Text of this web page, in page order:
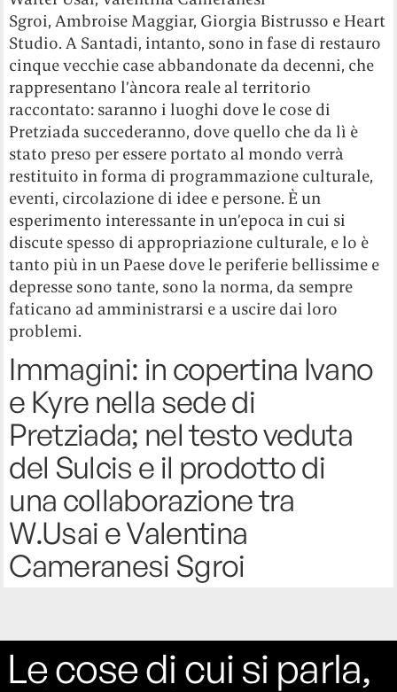
Sgroi, Ambroise Maggiar, Giorgia Bistrusso e Heart
Studio. A Santadi, intanto, sono in fase di restauro
cinque vecchie case abbandonate da decenni, che
rappresentano l’àncora reale al territorio
raccontato: saranno i luoghi dove le cose di
Pretziada succederanno, dove quello che da lì è
stato preso per essere portato al mondo verrà
restituito in forma di programmazione culturale,
eventi, circolazione di idee e persone. È un
esperimento interessante in un’epoca in cui si
discute spesso di appropriazione culturale, e lo è
tanto più in un Paese dove le periferie bellissime e
depresse sono tante, sono la norma, da sempre
faticano ad amministrarsi e a uscire dai loro
problemi.
Immagini: in copertina Ivano
e Kyre nella sede di
Pretziada; nel testo veduta
del Sulcis e il prodotto di
una collaborazione tra
W.Usai e Valentina
Cameranesi Sgroi
Le cose di cui si parla,